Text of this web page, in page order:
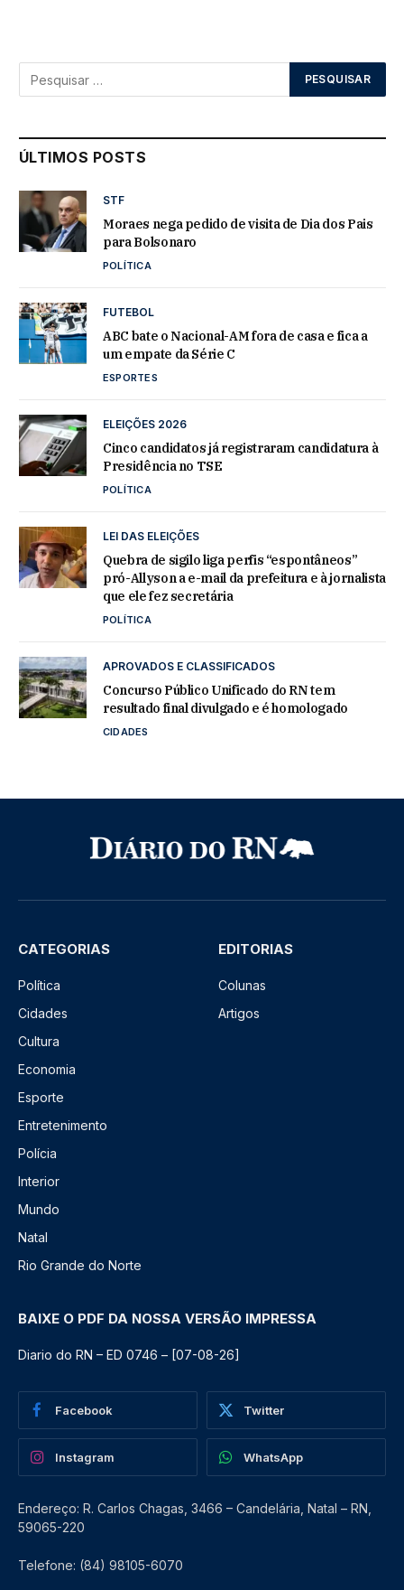
ÚLTIMOS POSTS
STF
Moraes nega pedido de visita de Dia dos Pais
para Bolsonaro
POLÍTICA
FUTEBOL
ABC bate o Nacional-AM fora de casa e fica a
um empate da Série C
ESPORTES
ELEIÇÕES 2026
Cinco candidatos já registraram candidatura à
Presidência no TSE
POLÍTICA
LEI DAS ELEIÇÕES
Quebra de sigilo liga perfis “espontâneos”
pró-Allyson a e-mail da prefeitura e à jornalista
que ele fez secretária
POLÍTICA
APROVADOS E CLASSIFICADOS
Concurso Público Unificado do RN tem
resultado final divulgado e é homologado
CIDADES
CATEGORIAS
Política
Cidades
Cultura
Economia
Esporte
Entretenimento
Polícia
Interior
Mundo
Natal
Rio Grande do Norte
EDITORIAS
Colunas
Artigos
BAIXE O PDF DA NOSSA VERSÃO IMPRESSA
Diario do RN – ED 0746 – [07-08-26]
Facebook Twitter
Instagram WhatsApp
Endereço: R. Carlos Chagas, 3466 – Candelária, Natal – RN,
59065-220
Telefone: (84) 98105-6070